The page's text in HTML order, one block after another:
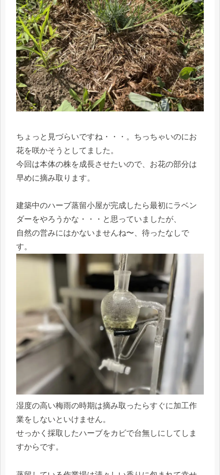
ちょっと見づらいですね・・・。ちっちゃいのにお
花を咲かそうとしてました。
今回は本体の株を成長させたいので、お花の部分は
早めに摘み取ります。
建築中のハーブ蒸留小屋が完成したら最初にラベン
ダーをやろうかな・・・と思っていましたが、
自然の営みにはかないませんね〜、待ったなしで
す。
湿度の高い梅雨の時期は摘み取ったらすぐに加工作
業をしないといけません。
せっかく採取したハーブをカビで台無しにしてしま
すからです。